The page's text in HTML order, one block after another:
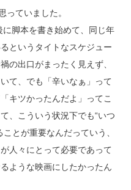
っていました。
脚本を書き始めて、同じ年
というタイトなスケジュー
の出口がまったく見えず、
て、でも「辛いなぁ」って
キツかったんだよ」ってこ
、こういう状況下でも“いつ
とが重要なんだっていう、
人々にとって必要であって
ような映画にしたかったん